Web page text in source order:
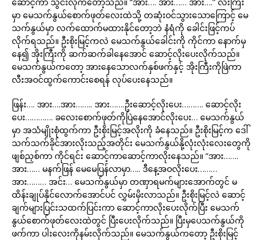
မှာ မေသက်နွယ်စောက်ဖုတ်လေးထဲသို့ တဆုံးဝင်သွားသောကြောင့် မေ
သက်နွယ်မှာ လက်ထောက်မထားနိုင်တော့ဘဲ နံရံကို ခေါင်းဖြင့်ကပ်
လိုက်ရသည်။ ဦးစိုးမြင့်ကလဲ မေသက်နွယ်ခေါင်းကို ကိုင်ကာ နောက်မှ
နေ၍ အိုးကြီးကို ဆက်ဆက်ခါနေအောင် ဆောင့်လိုးပေးလိုက်သည်။
မေသက်နွယ်ကတော့ အားနေသောလက်နှစ်ဖက်နှင့် အိုးကြီးကိုဖြဲကာ
လီးအဝင်ထွက်ကောင်းစေရန် လုပ်ပေးနေသည်။
ဖြန်း…. အား….အား…….. အား…….ဦးဆောင့်လိုးပေး………. ဆောင့်လိုး
ပေး…………. ခလေးစောက်ဖုတ်ကိုပြဲနေအောင်လိုးပေး… မေသက်နွယ်
မှာ အသံမျိုးစုံထွက်ကာ ဦးစိုးမြင့်အလိုးကို ခံနေသည်။ ဦးစိုးမြင့်က ဒေါ်
သက်သက်ခိုင်အားလိုးသည့်အတိုင်း မေသက်နွယ်နို့လုံးလုံးလေးတွေကို
ဖျစ်ညှစ်ကာ ကိုင်ရင်း ဆောင့်ကာဆောင့်ကာလိုးနေသည်။ “အား…….
အား…… မနက်ဖြန် မေမေပြန်လာမှာ….. ဒီနေ့အဝလိုးပေး………
အား……… အင်း… မေသက်နွယ်မှာ တဏှာရမက်များအောက်တွင် မ
ထိန်းချုပ်နိုင်လောက်အောင်ပင် လွှမ်းမိုးလာသည်။ ဦးစိုးမြင့်လဲ ဆောင့်
ချက်များပြင်းသထက်ပြင်းကာ ဆောင့်ကာလိုးပေးလိုက်ပြီး မေသက်
နွယ်စောက်ဖုတ်လေးထဲတွင် ပြီးပေးလိုက်သည်။ ပြီးမှပေသက်နွယ်ကို
ဖက်ကာ ပါးလေးကိုနမ်းလိုက်သည်။ မေသက်နွယ်ကတော့ ဦးစိုးမြင့်